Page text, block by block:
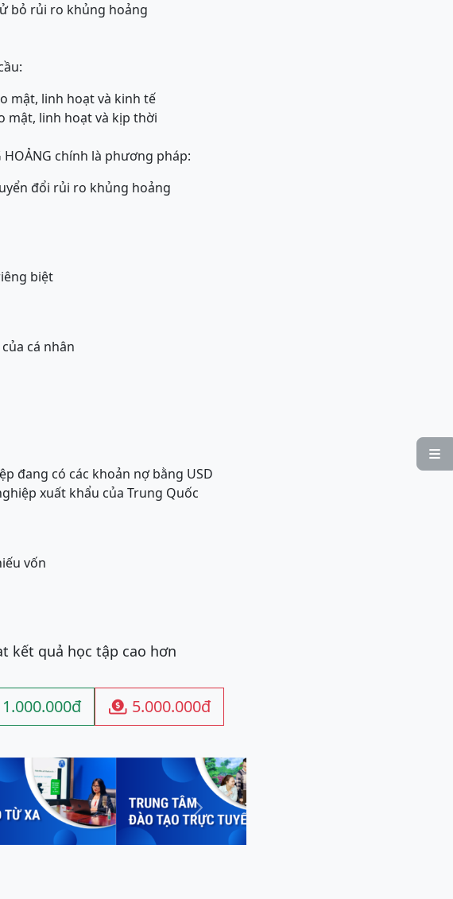

bỏ rủi ro khủng hoảng
mật, linh hoạt và kinh tế
mật, linh hoạt và kịp thời
chính là phương pháp:
đổi rủi ro khủng hoảng
biệt
cá nhân
đang có các khoản nợ bằng USD
xuất khẩu của Trung Quốc
vốn
kết quả học tập cao hơn
1.000.000đ  5.000.000đ
Next